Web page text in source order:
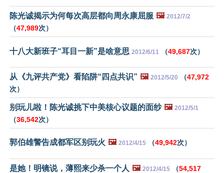
陈光诚揭示为何每次高层都向周永康屈服 🖼️ 2012/7/2
（47,989次）
十八大新班子“耳目一新”是啥意思 2012/6/11 （49,687次）
从《九评共产党》看陷阱“四点共识” 🖼️ 2012/5/20 （47,972
次）
别玩儿啦！陈光诚挑下中美核心议题的面纱 🖼️ 2012/5/1
（36,542次）
郭伯雄警告成都军区别玩火 🖼️ 2012/4/15 （49,942次）
是她！明镜说，薄熙来少杀一个人 🖼️ 2012/4/15 （54,517